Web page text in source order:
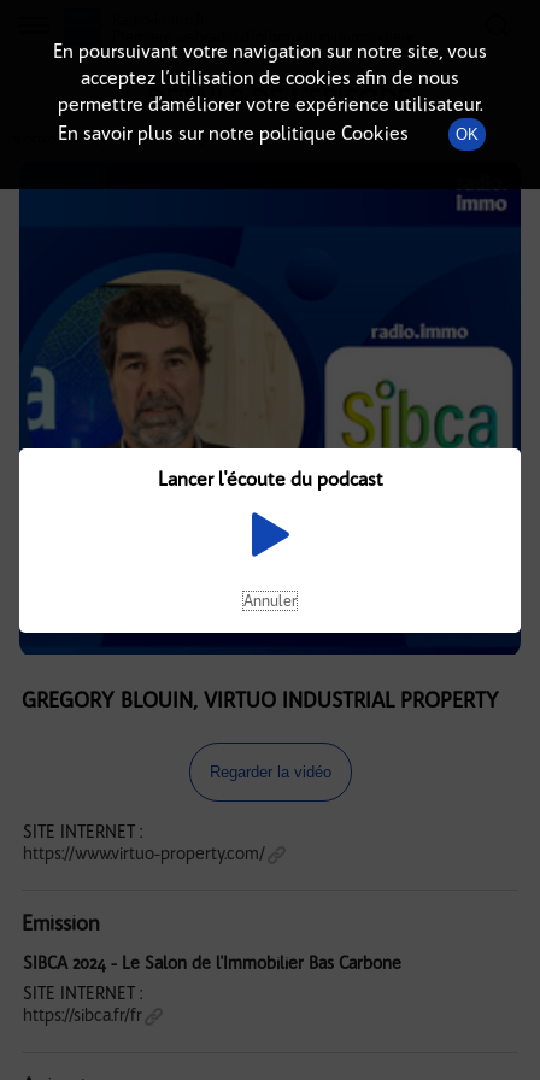
DÉTAILS DE L'ÉPISODE
9 octobre 2024à 12h29, durée : 15 minutes
GREGORY BLOUIN, VIRTUO INDUSTRIAL PROPERTY
Regarder la vidéo
SITE INTERNET :
https://www.virtuo-property.com/
Emission
SIBCA 2024 - Le Salon de l'Immobilier Bas Carbone
SITE INTERNET :
https://sibca.fr/fr
En poursuivant votre navigation sur notre site, vous
acceptez l’utilisation de cookies afin de nous
permettre d’améliorer votre expérience utilisateur.
En savoir plus sur notre politique Cookies
OK
Lancer l'écoute du podcast
Annuler